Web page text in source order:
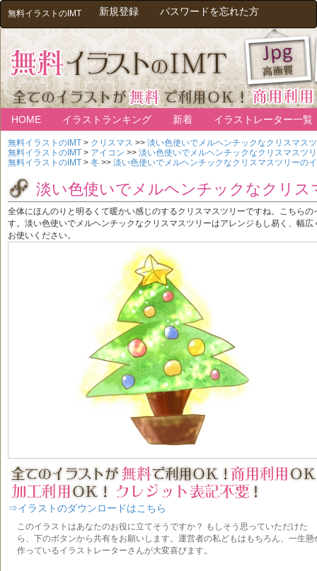
無料イラストのIMT 新規登録 パスワードを忘れた方
HOME イラストランキング 新着 イラストレーター一覧
無料イラストのIMT > クリスマス >> 淡い色使いでメルヘンチックなクリスマス
無料イラストのIMT > アイコン >> 淡い色使いでメルヘンチックなクリスマスツ
無料イラストのIMT > 冬 >> 淡い色使いでメルヘンチックなクリスマスツリーの
淡い色使いでメルヘンチックなクリ
全体にほんのりと明るくて暖かい感じのするクリスマスツリーですね。こちら
す。淡い色使いでメルヘンチックなクリスマスツリーはアレンジもし易く、幅
お使いください。
⇒イラストのダウンロードはこちら